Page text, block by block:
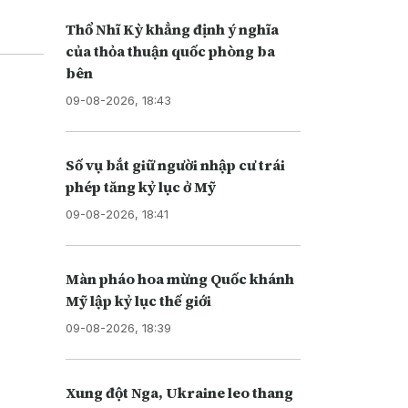
Thổ Nhĩ Kỳ khẳng định ý nghĩa
của thỏa thuận quốc phòng ba
bên
09-08-2026, 18:43
Số vụ bắt giữ người nhập cư trái
phép tăng kỷ lục ở Mỹ
09-08-2026, 18:41
Màn pháo hoa mừng Quốc khánh
Mỹ lập kỷ lục thế giới
09-08-2026, 18:39
Xung đột Nga, Ukraine leo thang